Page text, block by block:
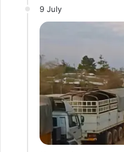
9 July